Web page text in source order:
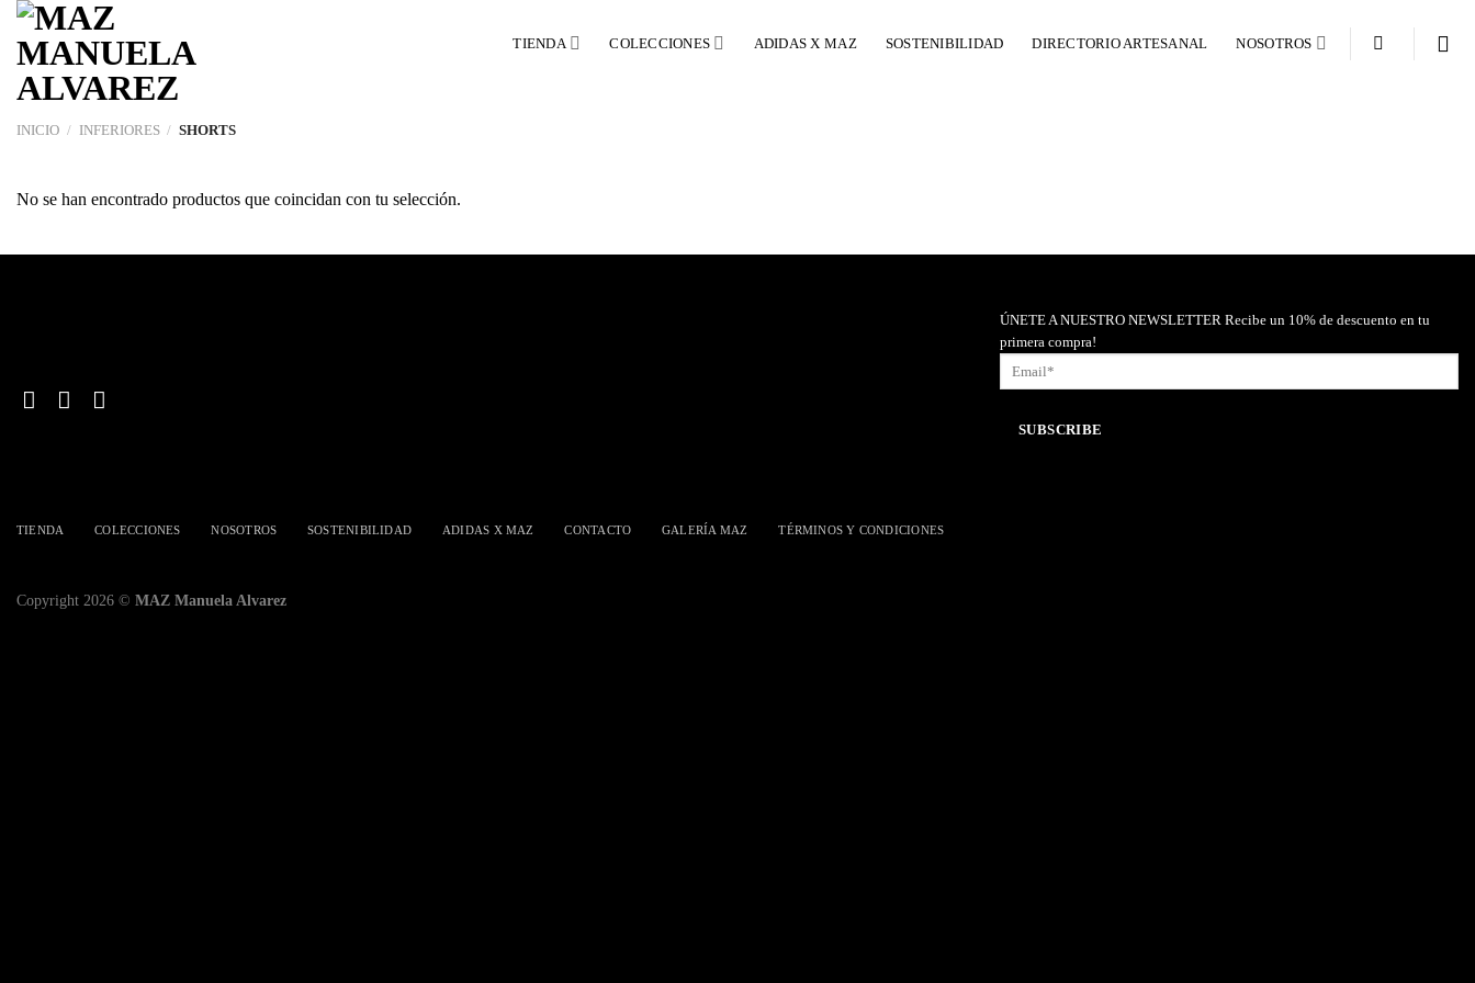
Saltar
contenido
TIENDA COLECCIONES ADIDAS X MAZ SOSTENIBILIDAD DIRECTORIO ARTESANAL NOSOTROS
INICIO / INFERIORES / SHORTS
No se han encontrado productos que coincidan con tu selección.
ÚNETE A NUESTRO NEWSLETTER Recibe un 10% de descuento en tu
primera compra!
TIENDA COLECCIONES NOSOTROS SOSTENIBILIDAD ADIDAS X MAZ CONTACTO GALERÍA MAZ TÉRMINOS Y CONDICIONES
Copyright 2026 © MAZ Manuela Alvarez